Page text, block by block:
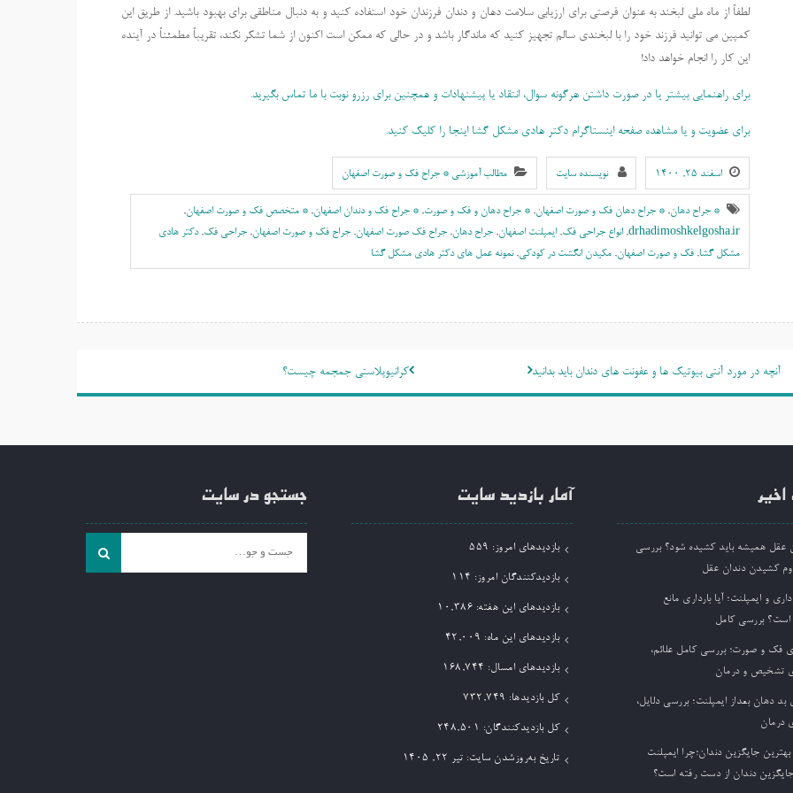
لطفاً از ماه ملی لبخند به عنوان فرصتی برای ارزیابی سلامت دهان و دندان فرزندان خود استفاده کنید و به دنبال مناطقی برای بهبود باشید. از طریق این
کمپین می توانید فرزند خود را با لبخندی سالم تجهیز کنید که ماندگار باشد و در حالی که ممکن است اکنون از شما تشکر نکند، تقریباً مطمئناً در آینده
این کار را انجام خواهد داد!
برای راهنمایی بیشتر یا در صورت داشتن هرگونه سوال، انتقاد یا پیشنهادات و همچنین برای رزرو نوبت با ما تماس بگیرید.
برای عضویت و یا مشاهده صفحه اینستاگرام دکتر هادی مشکل گشا اینجا را کلیک کنید.
اسفند ۲۵, ۱۴۰۰ نویسنده سایت مطالب آموزشی * جراح فک و صورت اصفهان
* جراح دهان, * جراح دهان فک و صورت اصفهان, * جراح دهان و فک و صورت, * جراح فک و دندان اصفهان, * متخصص فک و صورت اصفهان,
drhadimoshkelgosha.ir
, انواع جراحی فک, ايمپلنت اصفهان, جراح دهان, جراح فک صورت اصفهان, جراح فک و صورت اصفهان, جراحی فک,دکتر هادی
مشکل گشا, فک و صورت اصفهان, مکیدن انگشت در کودکی,نمونه عمل های دکتر هادی مشکل گشا
کرانیوپلاستی جمجمه چیست؟ آنچه در مورد آنتی بیوتیک ها و عفونت های دندان باید بدانید
عقل همیشه باید کشیده شود؟ بررسی
کشیدن دندان عقل
و ایمپلنت؛ آیا بارداری مانع
است؟ بررسی کامل
فک و صورت؛ بررسی کامل علائم،
تشخیص و درمان
دهان بعداز ایمپلنت؛ بررسی دلایل،
درمان
بهترین جایگزین دندان؛چرا ایمپلنت
دندان از دست رفته است؟
آمار بازدید سایت
بازدیدهای امروز: 559
بازدیدکنندگان امروز: 114
بازدیدهای این هفته: 10,386
بازدیدهای این ماه: 42,009
بازدیدهای امسال: 168,744
کل بازدیدها: 732,749
کل بازدیدکنند‌گان: 248,501
تاریخ به‌روزشدن سایت: تیر ۲۲, ۱۴۰۵
جستجو در سایت